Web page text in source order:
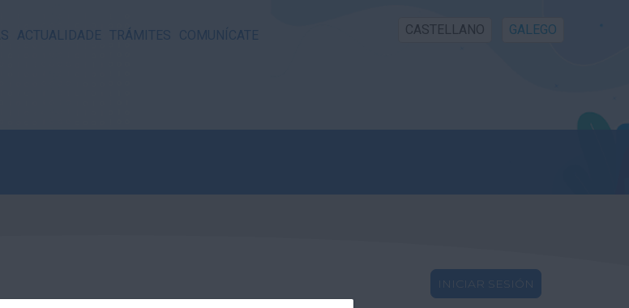
ACTUALIDADE TRÁMITES COMUNÍCATE CASTELLANO GALEGO
INICIAR SESIÓN